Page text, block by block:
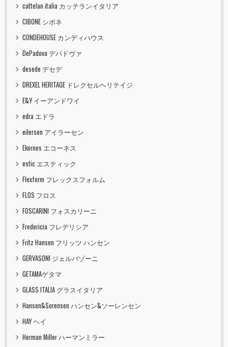
cattelan italia カッテランイタリア
CIBONE シボネ
CONDEHOUSE カンディハウス
DePadova デパドヴァ
desede デセデ
DREXEL HERITAGE ドレクセルヘリテイジ
E&Y イーアンドワイ
edra エドラ
eilersen アイラーセン
Ekornes エコーネス
estic エスティック
Flexform フレックスフォルム
FLOS フロス
FOSCARINI フォスカリーニ
Fredericia フレデリシア
Fritz Hansen フリッツ ハンセン
GERVASONI ジェルバゾーニ
GETAMAゲタマ
GLASS ITALIA グラスイタリア
Hansen&Sorensen ハンセン&ソーレンセン
HAY ヘイ
Herman Miller ハーマンミラー